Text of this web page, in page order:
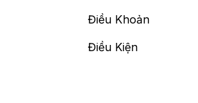
Điều Khoản
Điều Kiện